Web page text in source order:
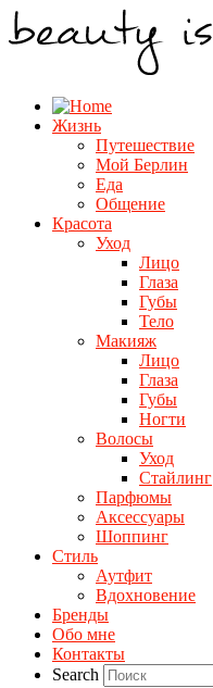
Жизнь
Путешествие
Мой Берлин
Еда
Общение
Красота
Уход
Лицо
Глаза
Губы
Тело
Макияж
Лицо
Глаза
Губы
Ногти
Волосы
Уход
Стайлинг
Парфюмы
Аксессуары
Шоппинг
Стиль
Аутфит
Вдохновение
Бренды
Обо мне
Контакты
Search